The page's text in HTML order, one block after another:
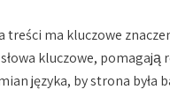
treści ma kluczowe
kluczowe,
języka, by strona była